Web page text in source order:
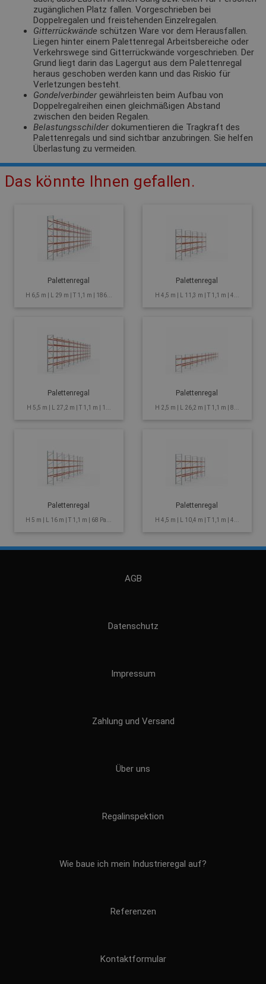
zugänglichen Platz fallen. Vorgeschrieben bei
Doppelregalen und freistehenden Einzelregalen.
Gitterrückwände schützen Ware vor dem Herausfallen.
Liegen hinter einem Palettenregal Arbeitsbereiche oder
Verkehrswege sind Gitterrückwände vorgeschrieben. Der
Grund liegt darin das Lagergut aus dem Palettenregal
heraus geschoben werden kann und das Riskio für
Verletzungen besteht.
Gondelverbinder gewährleisten beim Aufbau von
Doppelregalreihen einen gleichmäßigen Abstand
zwischen den beiden Regalen.
Belastungsschilder dokumentieren die Tragkraft des
Palettenregals und sind sichtbar anzubringen. Sie helfen
Überlastung zu vermeiden.
Das könnte Ihnen gefallen.
Palettenregal
H 6,5 m | L 29 m | T 1,1 m | 186...
Palettenregal
H 4,5 m | L 11,3 m | T 1,1 m | 4...
Palettenregal
H 5,5 m | L 27,2 m | T 1,1 m | 1...
Palettenregal
H 2,5 m | L 26,2 m | T 1,1 m | 8...
Palettenregal
H 5 m | L 16 m | T 1,1 m | 68 Pa...
Palettenregal
H 4,5 m | L 10,4 m | T 1,1 m | 4...
AGB
Datenschutz
Impressum
Zahlung und Versand
Über uns
Regalinspektion
Wie baue ich mein Industrieregal auf?
Referenzen
Kontaktformular